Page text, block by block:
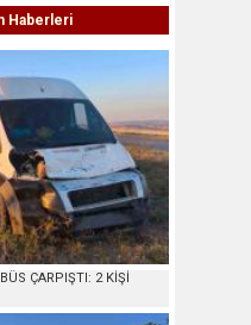
Haberleri
ÇARPIŞTI: 2 KİŞİ